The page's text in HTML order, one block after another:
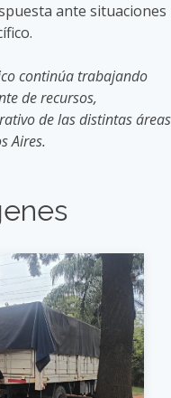
ante situaciones
continúa trabajando
de recursos,
de las distintas áreas
Aires.